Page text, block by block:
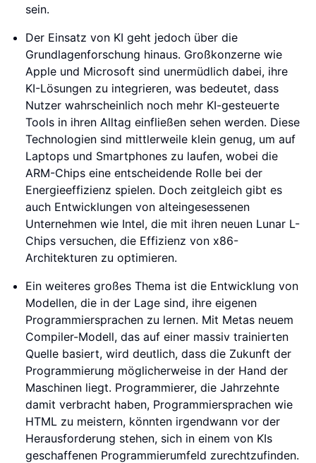
sein.
Der Einsatz von KI geht jedoch über die
Grundlagenforschung hinaus. Großkonzerne wie
Apple und Microsoft sind unermüdlich dabei, ihre
KI-Lösungen zu integrieren, was bedeutet, dass
Nutzer wahrscheinlich noch mehr KI-gesteuerte
Tools in ihren Alltag einfließen sehen werden. Diese
Technologien sind mittlerweile klein genug, um auf
Laptops und Smartphones zu laufen, wobei die
ARM-Chips eine entscheidende Rolle bei der
Energieeffizienz spielen. Doch zeitgleich gibt es
auch Entwicklungen von alteingesessenen
Unternehmen wie Intel, die mit ihren neuen Lunar L-
Chips versuchen, die Effizienz von x86-
Architekturen zu optimieren.
Ein weiteres großes Thema ist die Entwicklung von
Modellen, die in der Lage sind, ihre eigenen
Programmiersprachen zu lernen. Mit Metas neuem
Compiler-Modell, das auf einer massiv trainierten
Quelle basiert, wird deutlich, dass die Zukunft der
Programmierung möglicherweise in der Hand der
Maschinen liegt. Programmierer, die Jahrzehnte
damit verbracht haben, Programmiersprachen wie
HTML zu meistern, könnten irgendwann vor der
Herausforderung stehen, sich in einem von KIs
geschaffenen Programmierumfeld zurechtzufinden.